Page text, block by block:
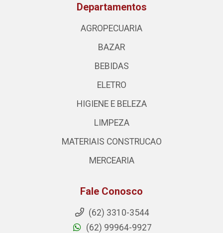
Departamentos
AGROPECUARIA
BAZAR
BEBIDAS
ELETRO
HIGIENE E BELEZA
LIMPEZA
MATERIAIS CONSTRUCAO
MERCEARIA
Fale Conosco
(62) 3310-3544
(62) 99964-9927